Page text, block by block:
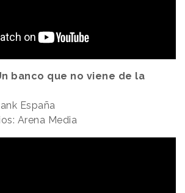
banco que no viene de la
España
Arena Media